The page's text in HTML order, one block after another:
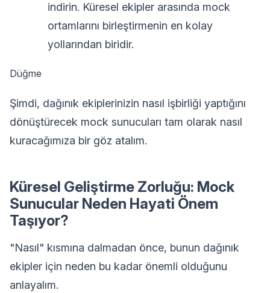
indirin. Küresel ekipler arasında mock
ortamlarını birleştirmenin en kolay
yollarından biridir.
Düğme
Şimdi, dağınık ekiplerinizin nasıl işbirliği yaptığını
dönüştürecek mock sunucuları tam olarak nasıl
kuracağımıza bir göz atalım.
Küresel Geliştirme Zorluğu: Mock
Sunucular Neden Hayati Önem
Taşıyor?
"Nasıl" kısmına dalmadan önce, bunun dağınık
ekipler için neden bu kadar önemli olduğunu
anlayalım.